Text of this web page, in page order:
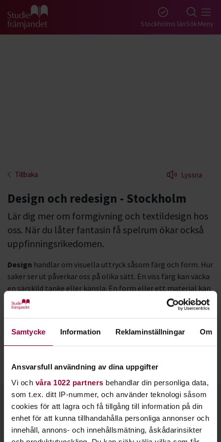
Samtycke Information Reklaminställningar Om
Ansvarsfull användning av dina uppgifter
Vi och våra 1022 partners behandlar din personliga data,
som t.ex. ditt IP-nummer, och använder teknologi såsom
cookies för att lagra och få tillgång till information på din
enhet för att kunna tillhandahålla personliga annonser och
innehåll, annons- och innehållsmätning, åskådarinsikter
Gå till studiefrämjandets startsida Stockholms länSökMeny
Tillbaka Lyssna
Design och redesign - Stockholm
Lär dig mer om formgivning och textildesign hos
oss. När du låter fantasin få spelrum ökar också
uppfinningsrikedomen.
Design handlar om visuella uttryck såsom färg och form. Hur
saker ser ut påverkar oss på olika sätt. En viss färg kan väcka
en särskild tanke eller känsla. En form eller ett material kan
vara förenat med ett speciellt minne.
Redesignhandlar om att återanvända redan designade
kläder, föremål och möbler. Du utgår från något som redan
finns och tar bort, lägger till och ändrar. Utseendet blir som
samma gång!
Kontakt